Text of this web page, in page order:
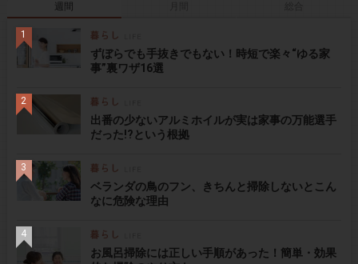
週間
ずぼらでも手抜きでもない！時短で楽々“ゆる家
事”裏ワザ16選
出番の少ないアルミホイルが実は家事の万能選手
だった!?という根拠
ベランダの鳥のフン、きちんと掃除しないとこん
なに危険な理由
お風呂掃除には正しい手順があった！簡単・効果